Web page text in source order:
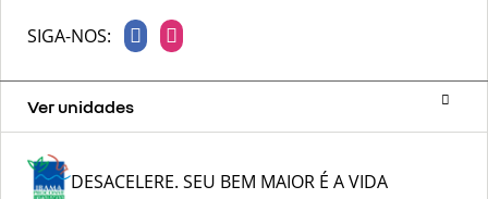
Ver unidades
SIGA-NOS:
DESACELERE. SEU BEM MAIOR É A VIDA